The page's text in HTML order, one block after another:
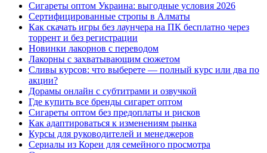
Сигареты оптом Украина: выгодные условия 2026
Сертифицированные стропы в Алматы
Как скачать игры без лаунчера на ПК бесплатно через
торрент и без регистрации
Новинки лакорнов с переводом
Лакорны с захватывающим сюжетом
Сливы курсов: что выберете — полный курс или два по
акции?
Дорамы онлайн с субтитрами и озвучкой
Где купить все бренды сигарет оптом
Сигареты оптом без предоплаты и рисков
Как адаптироваться к изменениям рынка
Курсы для руководителей и менеджеров
Сериалы из Кореи для семейного просмотра